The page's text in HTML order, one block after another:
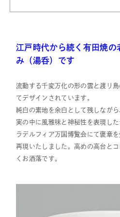
江戸時代から続く有田焼の
み（湯呑）です
流動する千変万化の形の雲と渡り
てデザインされています。
純白の素地を余白として残しなが
実の中に風雅味と神秘性を表現し
ラデルフィア万国博覧会にて褒章
再現いたしました。高めの高台と
くお洒落です。